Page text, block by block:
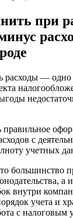
при
расходы — одно
правильное
с
учетных
большинство
а
внутри
учета и
с налоговым